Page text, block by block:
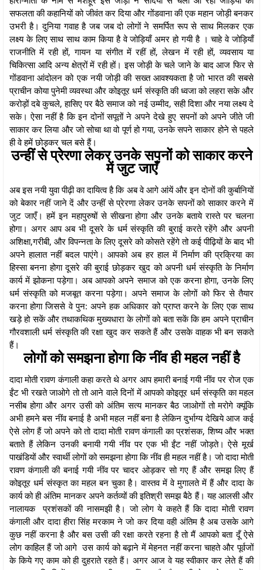
सफलता की कहानियों को जीवंत कर दिया और गोंडवाना की एक महान जोड़ी बनकर
उभरी है। दुनिया गवाह है जब जब दो लोगों ने समर्पित रूप से साथ मिलकर एक
लक्ष्य के लिए साथ साथ काम किया है वे जोड़ियाँ अमर हो गयी है । चाहे वे जोड़ियाँ
राजनीति में रही हों, गायन या संगीत में रहीं हों, लेखन में रही हों, व्यवसाय या
चिकित्सा आदि अन्य क्षेत्रों में रही हों। इस जोड़ी के चले जाने के बाद आज फिर से
गोंडवाना आंदोलन को एक नयी जोड़ी की सख्त आवश्यकता है जो भारत की सबसे
प्राचीन कोया पुनेमी व्यवस्था और कोइतूर धर्म संस्कृति की ध्वजा को लहरा सके और
करोड़ों दबे कुचले, हासिए पर बैठे समाज को नई उम्मीद, सही दिशा और नया लक्ष्य दे
सके। ऐसा नहीं है कि इन दोनों सपूतों ने अपने देखे हुए सपनों को अपने जीते जी
साकार कर लिया और जो सोचा था वो पूर्ण हो गया, उनके सपने साकार होने से पहले
ही वे हमें छोड़कर चल बसे हैं।
उन्हीं से प्रेरणा लेकर उनके सपनों को साकार करने
में जुट जाएँ
अब इस नयी युवा पीढ़ी का दायित्व है कि अब वे आगे आंयें और इन दोनों की कुर्बानियों
को बेकार नहीं जाने दें और उन्हीं से प्रेरणा लेकर उनके सपनों को साकार करने में
जुट जाएँ। हमें इन महापुरुषों से सीखना होगा और उनके बताये रास्ते पर चलना
होगा। अगर आप अब भी दूसरे के धर्म संस्कृति की बुराई करते रहेंगे और अपनी
अशिक्षा,गरीबी, और विपन्नता के लिए दूसरे को कोसते रहेंगे तो कई पीढ़ियों के बाद भी
अपने हालात नहीं बदल पाएंगे। आपको अब हर हाल में निर्माण की प्रक्रिया का
हिस्सा बनना होगा दूसरे की बुराई छोड़कर खुद को अपनी धर्म संस्कृति के निर्माण
कार्य में झोकना पड़ेगा। अब आपको अपने समाज को एक करना होगा, उनके लिए
धर्म संस्कृति को मजबूत करना पड़ेगा। अपने समाज के लोगों को फिर से तैयार
करना होगा जिससे वे पुन: अपने हक अधिकार को प्राप्त करने के लिए एक साथ
खड़े हो सकें और तथाकथिक मुख्यधारा के लोगों को बता सकें कि हम अपने प्राचीन
गौरवशाली धर्म संस्कृति की रक्षा खुद कर सकते हैं और उसके वाहक भी बन सकते
हैं।
लोगों को समझना होगा कि नींव ही महल नहीं है
दादा मोती रावण कंगाली कहा करते थे अगर आप हमारी बनाई गयी नींव पर रोज एक
ईंट भी रखते जाओगे तो तो आने वाले दिनों में आपको कोइतूर धर्म संस्कृति का महल
नसीब होगा और अगर उसी को अंतिम सत्य मानकर बैठ जाओगों तो मरोगे क्यूंकि
अभी हमने बस नींव बनाई है अभी महल नहीं बना है लेकिन दुर्भाग्य देखिये आज कई
ऐसे लोग हैं जो अपने को तो दादा मोती रावण कंगाली का प्रशंसक, शिष्य और भक्त
बताते हैं लेकिन उनकी बनायी गयी नींव पर एक भी ईंट नहीं जोड़ते। ऐसे मूर्ख
पाखंडियों और स्वार्थी लोगों को समझना होगा कि नींव ही महल नहीं है। जो दादा मोती
रावण कंगाली की बनाई गयी नींव पर चादर ओड़कर सो गए हैं और समझ लिए हैं
कोइतूर धर्म संस्कृत का महल बन चुका है। वास्तव में वे मुगालते में हैं और दादा के
कार्य को ही अंतिम मानकर अपने कर्तव्यों की इतिश्री समझ बैठे हैं। यह आलसी और
नालायक प्रशंसकों की नासमझी है। जो लोग ये कहते हैं कि दादा मोती रावण
कंगाली और दादा हीरा सिंह मरकाम ने जो कर दिया वही अंतिम है अब उसके आगे
कुछ नहीं करना है और बस उसी की रक्षा करते रहना है तो मैं आपको बता दूँ ऐसे
लोग काहिल हैं जो आगे उस कार्य को बढ़ाने में मेहनत नहीं करना चाहते और पूर्वजों
के किये गए काम को ही दुहराते रहते हैं। अगर आज वे यह स्वीकार कर लेते हैं की